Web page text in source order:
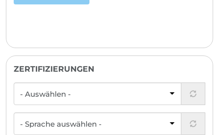
ZERTIFIZIERUNGEN